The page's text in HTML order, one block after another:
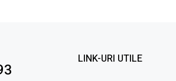
LINK-URI UTILE